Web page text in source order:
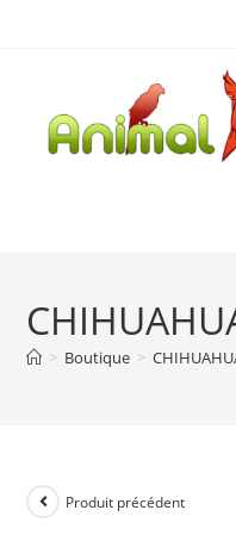
> Boutique >
Produit précédent